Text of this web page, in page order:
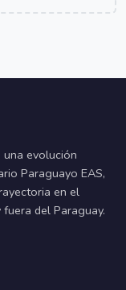
una evolución
Paraguayo EAS,
en el
del Paraguay.